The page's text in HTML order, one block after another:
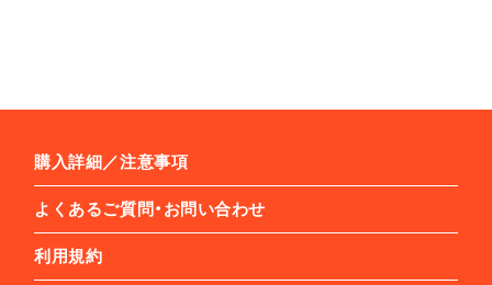
購入詳細／注意事項
よくあるご質問・お問い合わせ
利用規約